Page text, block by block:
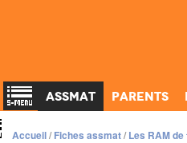
Assmat Parents
Accueil/Fiches assmat/Les RAM